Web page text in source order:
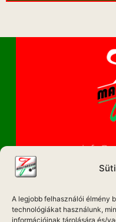
A legjobb felhasználói élmény
technológiákat használunk,
információinak tárolására és/